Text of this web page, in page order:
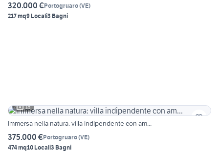
320.000 €Portogruaro(VE)
217 mq9 Locali3 Bagni
18
Immersa nella natura: villa indipendente con am...
375.000 €Portogruaro(VE)
474 mq10 Locali3 Bagni